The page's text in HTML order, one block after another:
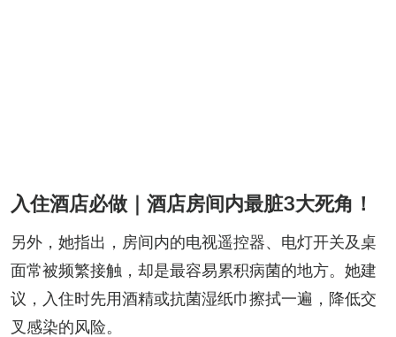
入住酒店必做｜酒店房间内最脏3大死角！
另外，她指出，房间内的电视遥控器、电灯开关及桌
面常被频繁接触，却是最容易累积病菌的地方。她建
议，入住时先用酒精或抗菌湿纸巾擦拭一遍，降低交
叉感染的风险。